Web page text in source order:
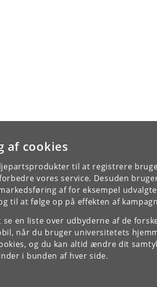
af cookies
til at registrere
vores service. Desuden
af for eksempel
til at følge op på effekten af
se en liste over udbyderne af de
når du bruger universitetets
og du kan altid ændre dit
i bunden af hver side.